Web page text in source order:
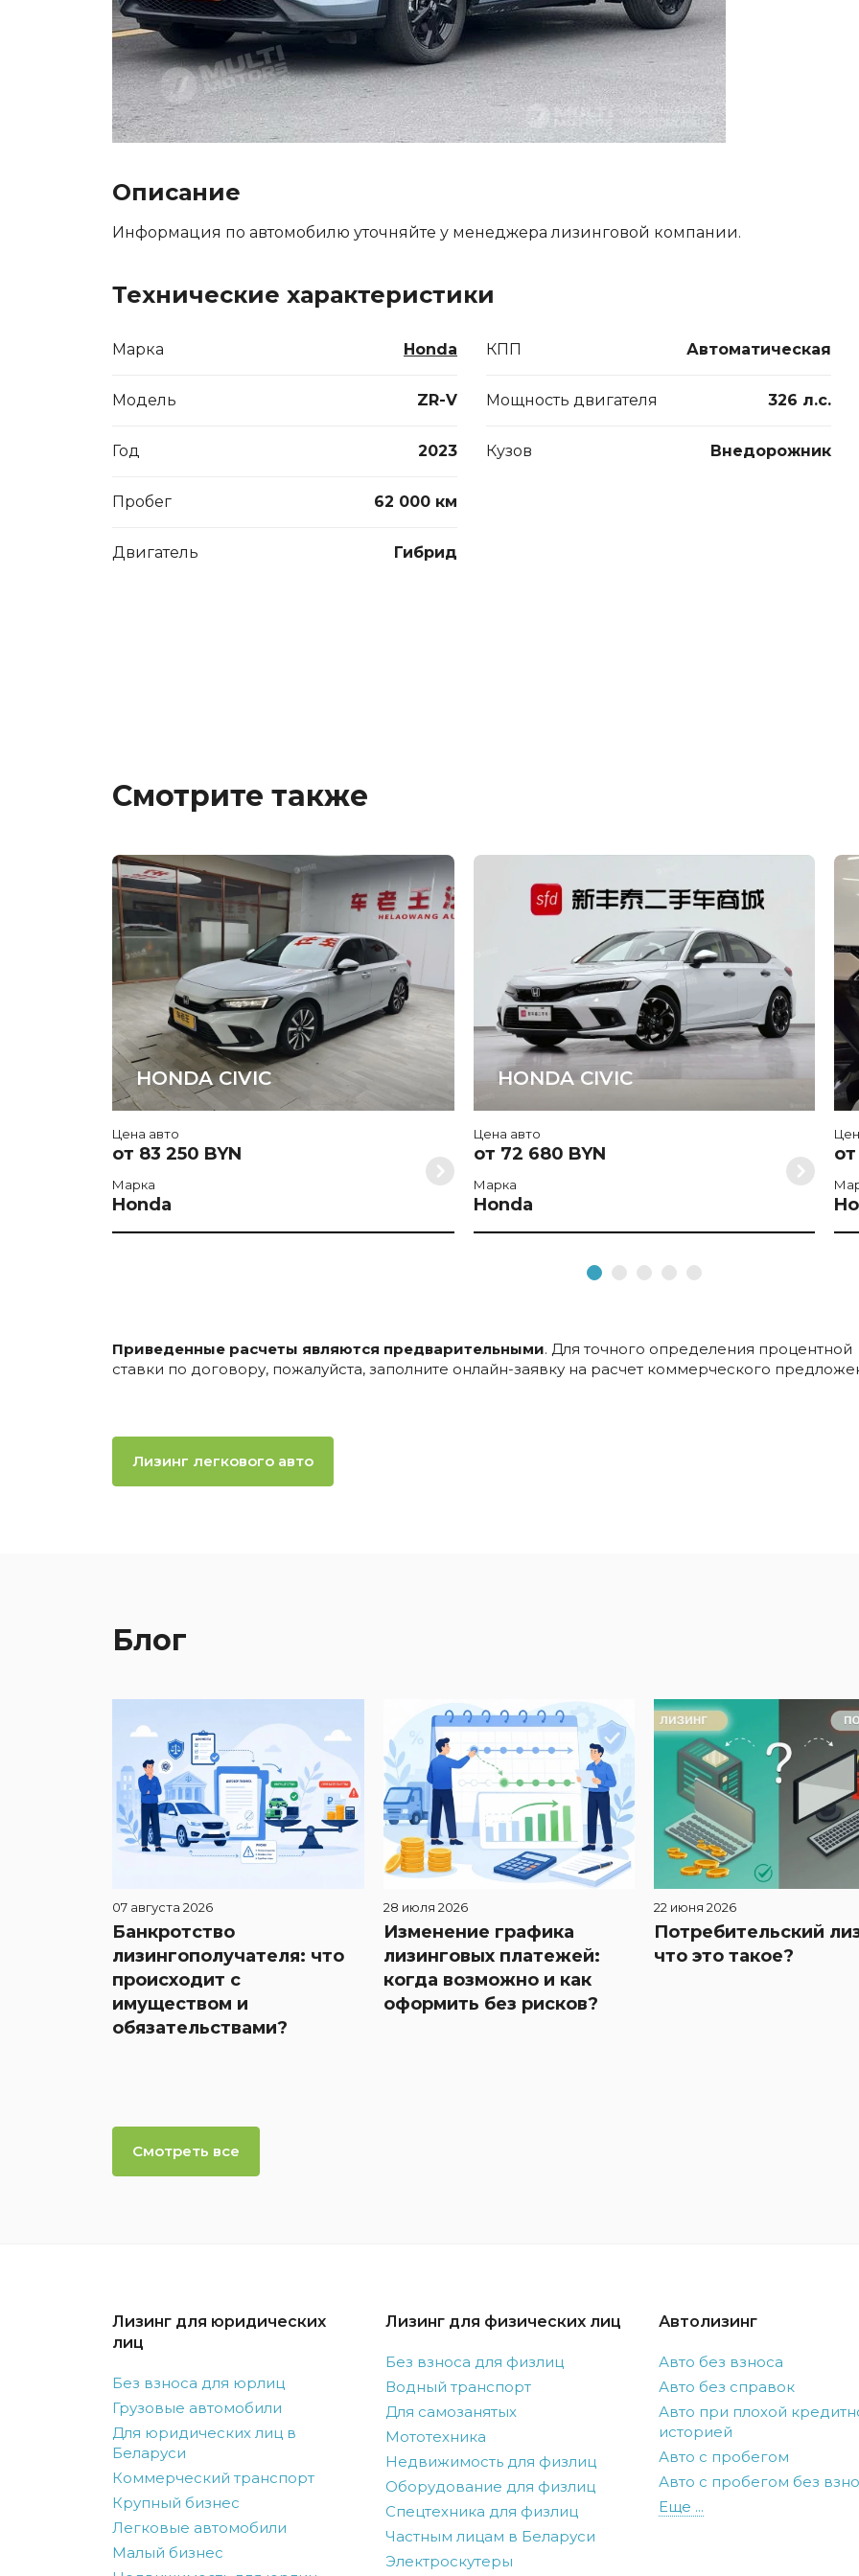
Описание
Информация по автомобилю уточняйте у менеджера лизинговой компании.
Технические характеристики
Марка Honda
Модель ZR-V
Год 2023
Пробег 62 000 км
Двигатель Гибрид
КПП Автоматическая
Мощность двигателя 326 л.с.
Кузов Внедорожник
Смотрите также
HONDA CIVIC
Цена авто
от 83 250 BYN
Марка
Honda
HONDA CIVIC
Цена авто
от 72 680 BYN
Марка
Honda
Приведенные расчеты являются предварительными. Для точного определения процентной
ставки по договору, пожалуйста, заполните онлайн-заявку на расчет коммерческого
Лизинг легкового авто
Блог
07 августа 2026
Банкротство
лизингополучателя: что
происходит с
имуществом и
обязательствами?
28 июля 2026
Изменение графика
лизинговых платежей:
когда возможно и как
оформить без рисков?
22 июня 2026
Потребительский
что это такое?
Смотреть все
Лизинг для юридических
лиц
Без взноса для юрлиц
Грузовые автомобили
Для юридических лиц в
Беларуси
Коммерческий транспорт
Крупный бизнес
Легковые автомобили
Малый бизнес
Лизинг для физических лиц
Без взноса для физлиц
Водный транспорт
Для самозанятых
Мототехника
Недвижимость для физлиц
Оборудование для физлиц
Спецтехника для физлиц
Частным лицам в Беларуси
Электроскутеры
Автолизинг
Авто без взноса
Авто без справок
Авто при плохой
историей
Авто с пробегом
Авто с пробегом без
Еще ...